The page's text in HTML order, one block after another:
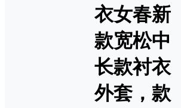
衣女春新
款宽松中
长款衬衣
外套，款